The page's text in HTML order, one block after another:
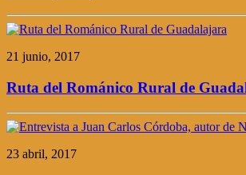
21 junio, 2017
Ruta del Románico Rural de
23 abril, 2017